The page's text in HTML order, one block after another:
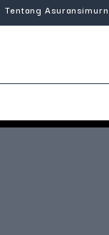
Tentang